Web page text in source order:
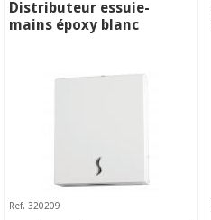
Distributeur essuie-
mains époxy blanc
Ref. 320209